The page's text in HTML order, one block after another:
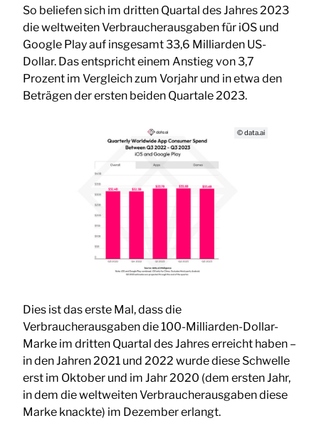
So beliefen sich im dritten Quartal des Jahres 2023
die weltweiten Verbraucherausgaben für iOS und
Google Play auf insgesamt 33,6 Milliarden US-
Dollar. Das entspricht einem Anstieg von 3,7
Prozent im Vergleich zum Vorjahr und in etwa den
Beträgen der ersten beiden Quartale 2023.
© data.ai
Dies ist das erste Mal, dass die
Verbraucherausgaben die 100-Milliarden-Dollar-
Marke im dritten Quartal des Jahres erreicht haben –
in den Jahren 2021 und 2022 wurde diese Schwelle
erst im Oktober und im Jahr 2020 (dem ersten Jahr,
in dem die weltweiten Verbraucherausgaben diese
Marke knackte) im Dezember erlangt.